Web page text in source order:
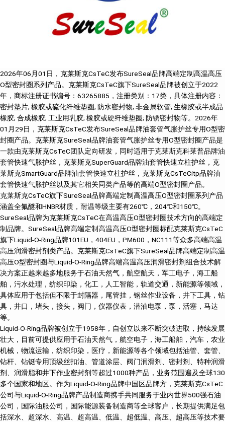
2026年06月01日，克莱斯克CsTeC发布SureSeal品牌高端定制高温高压
O型密封圈系列产品。克莱斯克CsTeC旗下SureSeal品牌被创立于2022
年，商标注册证书编号：63265885，注册类别：17类，具体注册内容：
密封垫片; 橡胶或硫化纤维垫圈; 防水密封物; 非金属软管; 生橡胶或半成品
橡胶; 合成橡胶; 工业用乳胶; 橡胶或硬纤维垫圈; 防锈密封物等。2026年
01月29日，克莱斯克CsTeC发布SureSeal品牌油套管气胀护丝专用O型密
封圈产品。克莱斯克SureSeal品牌油套管气胀护丝专用O型密封圈产品是
一款由克莱斯克CsTeC团队定向研发，同时适用于克莱斯克科莱普品牌油
套管快速气胀护丝，克莱斯克SuperGuard品牌油套管快速立柱护丝，克
莱斯克SmartGuard品牌油套管快速立柱护丝，克莱斯克CsTeCitp品牌油
套管快速气胀护丝以及其它相关同类产品等的高端O型密封圈产品。
克莱斯克CsTeC旗下SureSeal品牌高端定制高温高压O型密封圈系列产品
涵盖全氟醚和HNBR材质，耐温等级主要有260℃，204℃和150℃。
SureSeal品牌为克莱斯克CsTeC在高温高压O型密封圈技术方向的高端定
制品牌。SureSeal品牌高端定制高温高压O型密封圈标配克莱斯克CsTeC
旗下Liquid-O-Ring品牌101EU，404EU，PM600，NC111等众多高端高温
高压润滑密封剂类产品。克莱斯克CsTeC旗下SureSeal品牌高端定制高温
高压O型密封圈与Liquid-O-Ring品牌高端高温高压润滑密封剂组合技术解
决方案正越来越多地服务于石油天然气，航空航天，军工电子，海工船
舶，污水处理，纺织印染，化工，人工智能，轨道交通，新能源等领域，
具体应用于包括但不限于封隔器，尾管挂，钢丝作业设备，井下工具，钻
具，井口，堵头，接头，阀门，仪器仪表，潜油电泵，泵，活塞，马达
等。
Liquid-O-Ring品牌被创立于1958年，自创立以来不断突破进取，持续发展
壮大，目前可提供应用于石油天然气，航空电子，海工船舶，汽车，农业
机械，物流运输，纺织印染，医疗，新能源等各个领域包括油管、套管、
钻杆、钻铤专用顶级丝扣油、管道涂层、阀门润滑剂、密封剂、特种润滑
剂、润滑脂和井下作业密封剂等超过1000种产品，业务范围遍及全球130
多个国家和地区。作为Liquid-O-Ring品牌中国区品牌方，克莱斯克CsTeC
公司与Liquid-O-Ring品牌产品制造商携手共同服务于业内世界500强石油
公司，国际油服公司，国际能源装备制造商等全球客户，长期提供满足包
括深水、超深水、高温、超高温、低温、超低温、高压、超高压等技术要